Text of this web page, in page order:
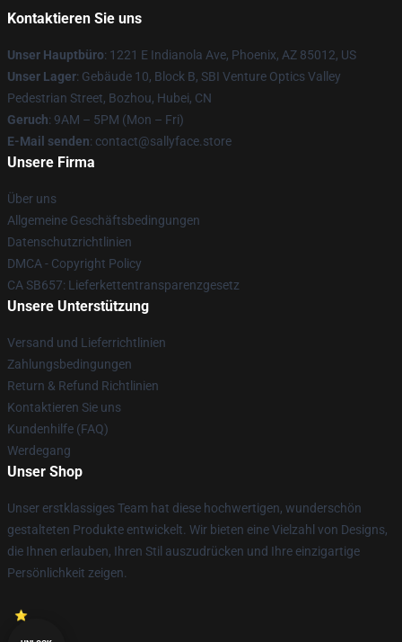
Kontaktieren Sie uns
Unser Hauptbüro: 1221 E Indianola Ave, Phoenix, AZ 85012, US
Unser Lager: Gebäude 10, Block B, SBI Venture Optics Valley
Pedestrian Street, Bozhou, Hubei, CN
Geruch: 9AM – 5PM (Mon – Fri)
E-Mail senden: contact@sallyface.store
Unsere Firma
Über uns
Allgemeine Geschäftsbedingungen
Datenschutzrichtlinien
DMCA - Copyright Policy
CA SB657: Lieferkettentransparenzgesetz
Unsere Unterstützung
Versand und Lieferrichtlinien
Zahlungsbedingungen
Return & Refund Richtlinien
Kontaktieren Sie uns
Kundenhilfe (FAQ)
Werdegang
Unser Shop
Unser erstklassiges Team hat diese hochwertigen, wunderschön
gestalteten Produkte entwickelt. Wir bieten eine Vielzahl von Designs,
die Ihnen erlauben, Ihren Stil auszudrücken und Ihre einzigartige
Persönlichkeit zeigen.